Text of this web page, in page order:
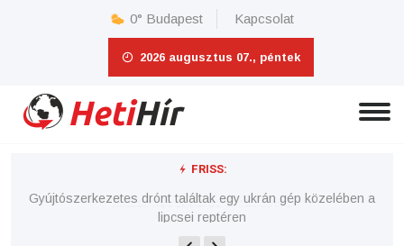
0° Budapest Kapcsolat
2026 augusztus 07., péntek
FRISS:
Vitézy Dávid úgy felhúzta magát a MÁV fakivágásán, hogy
főtájépítészt keres a vasúthoz